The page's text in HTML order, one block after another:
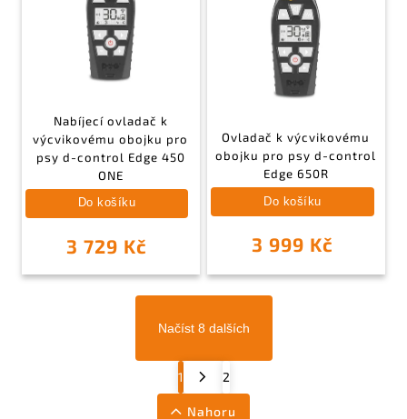
Nabíjecí ovladač k
výcvikovému obojku pro
psy d-control Edge 450
ONE
3 729 Kč
Do košíku
Ovladač k výcvikovému
obojku pro psy d-control
Edge 650R
3 999 Kč
Do košíku
Načíst 8 dalších
1 2
Nahoru